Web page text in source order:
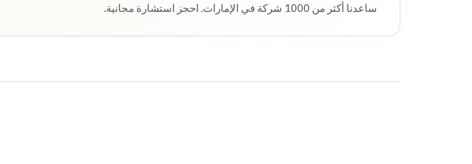
ساعدنا أكثر من 1000 شركة في الإمارات. احجز استشارة مجانية.